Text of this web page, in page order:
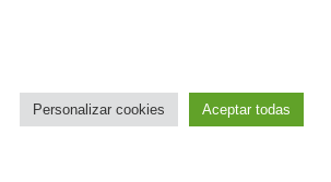
Personalizar cookies Aceptar todas